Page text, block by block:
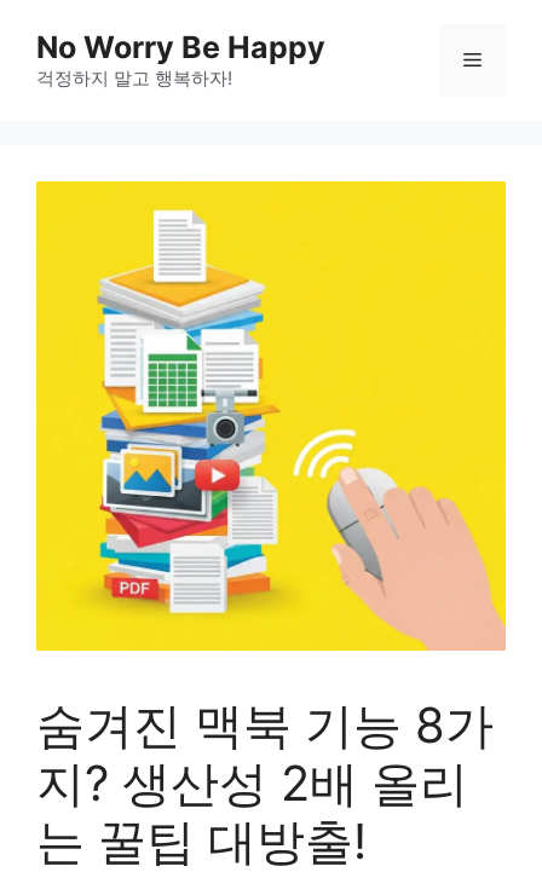
content
No Worry Be Happy
걱정하지 말고 행복하자!
Menu
숨겨진 맥북 기능 8가
지? 생산성 2배 올리
는 꿀팁 대방출!